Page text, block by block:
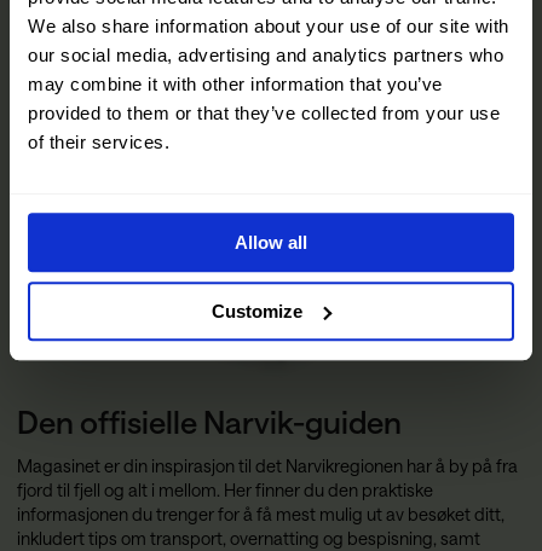
We also share information about your use of our site with
our social media, advertising and analytics partners who
may combine it with other information that you’ve
provided to them or that they’ve collected from your use
of their services.
Allow all
Customize
Den offisielle Narvik-guiden
Magasinet er din inspirasjon til det Narvikregionen har å by på fra
fjord til fjell og alt i mellom. Her finner du den praktiske
informasjonen du trenger for å få mest mulig ut av besøket ditt,
inkludert tips om transport, overnatting og bespisning, samt